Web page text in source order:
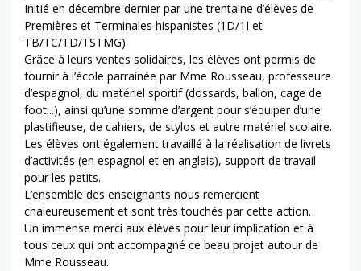
Initié en décembre dernier par une trentaine d’élèves de
Premières et Terminales hispanistes (1D/1I et
TB/TC/TD/TSTMG)
Grâce à leurs ventes solidaires, les élèves ont permis de
fournir à l’école parrainée par Mme Rousseau, professeure
d’espagnol, du matériel sportif (dossards, ballon, cage de
foot...), ainsi qu’une somme d’argent pour s’équiper d’une
plastifieuse, de cahiers, de stylos et autre matériel scolaire.
Les élèves ont également travaillé à la réalisation de livrets
d’activités (en espagnol et en anglais), support de travail
pour les petits.
L’ensemble des enseignants nous remercient
chaleureusement et sont très touchés par cette action.
Un immense merci aux élèves pour leur implication et à
tous ceux qui ont accompagné ce beau projet autour de
Mme Rousseau.